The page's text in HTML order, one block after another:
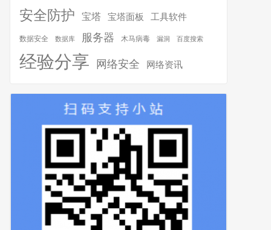
安全防护 宝塔 宝塔面板 工具软件
数据安全 数据库 服务器 木马病毒 漏洞 百度搜索
经验分享 网络安全 网络资讯